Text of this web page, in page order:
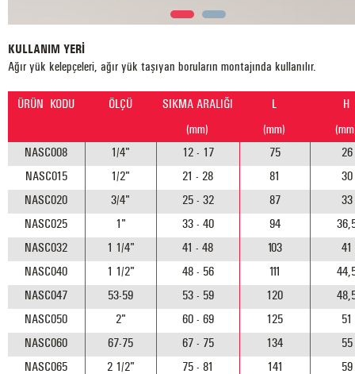
KULLANIM YERİ
Ağır yük kelepçeleri, ağır yük taşıyan boruların montajında kullanılır.
ÜRÜN KODU ÖLÇÜ SIKMA ARALIĞI L
H
(mm)
(mm)
NASC008
1/4" 12 - 17 75
26
NASC015
1/2" 21 - 28 81
30
NASC020
3/4" 25 - 32 87
33
NASC025
1" 33 - 40 94
NASC032
1 1/4" 41 - 48 103
41
NASC040
1 1/2" 48 - 56 111
NASC047
53-59 53 - 59 120
NASC050
2" 60 - 69 125
51
NASC060
67-75 67 - 75 134
55
NASC065
2 1/2" 75 - 81 141
59